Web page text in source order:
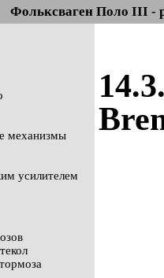
Фольксваген Поло III -
механизмы
усилителем